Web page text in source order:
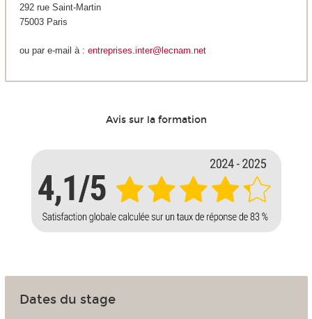
292 rue Saint-Martin
75003 Paris
ou par e-mail à : entreprises.inter@lecnam.net
Avis sur la formation
Dates du stage